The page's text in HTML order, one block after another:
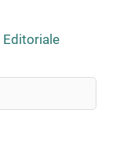
Editoriale